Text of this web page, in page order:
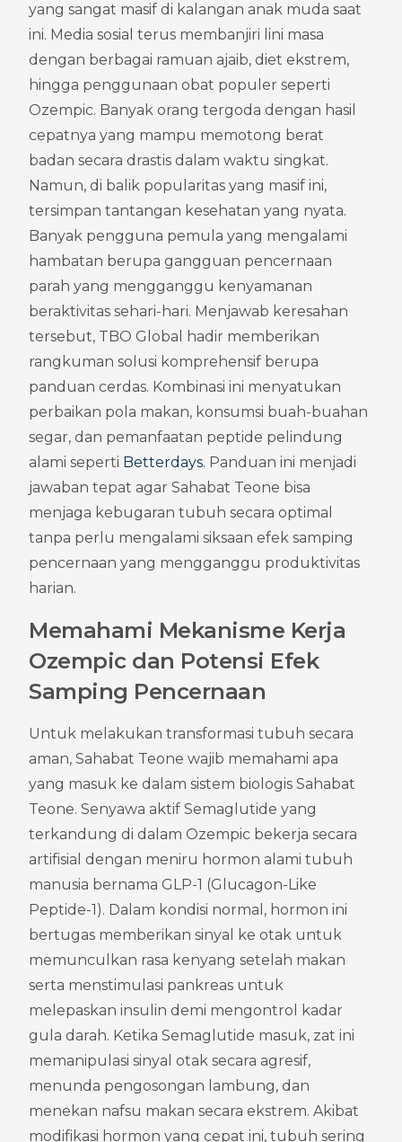
yang sangat masif di kalangan anak muda saat
ini. Media sosial terus membanjiri lini masa
dengan berbagai ramuan ajaib, diet ekstrem,
hingga penggunaan obat populer seperti
Ozempic. Banyak orang tergoda dengan hasil
cepatnya yang mampu memotong berat
badan secara drastis dalam waktu singkat.
Namun, di balik popularitas yang masif ini,
tersimpan tantangan kesehatan yang nyata.
Banyak pengguna pemula yang mengalami
hambatan berupa gangguan pencernaan
parah yang mengganggu kenyamanan
beraktivitas sehari-hari. Menjawab keresahan
tersebut, TBO Global hadir memberikan
rangkuman solusi komprehensif berupa
panduan cerdas. Kombinasi ini menyatukan
perbaikan pola makan, konsumsi buah-buahan
segar, dan pemanfaatan peptide pelindung
alami seperti Betterdays. Panduan ini menjadi
jawaban tepat agar Sahabat Teone bisa
menjaga kebugaran tubuh secara optimal
tanpa perlu mengalami siksaan efek samping
pencernaan yang mengganggu produktivitas
harian.
Memahami Mekanisme Kerja
Ozempic dan Potensi Efek
Samping Pencernaan
Untuk melakukan transformasi tubuh secara
aman, Sahabat Teone wajib memahami apa
yang masuk ke dalam sistem biologis Sahabat
Teone. Senyawa aktif Semaglutide yang
terkandung di dalam Ozempic bekerja secara
artifisial dengan meniru hormon alami tubuh
manusia bernama GLP-1 (Glucagon-Like
Peptide-1). Dalam kondisi normal, hormon ini
bertugas memberikan sinyal ke otak untuk
memunculkan rasa kenyang setelah makan
serta menstimulasi pankreas untuk
melepaskan insulin demi mengontrol kadar
gula darah. Ketika Semaglutide masuk, zat ini
memanipulasi sinyal otak secara agresif,
menunda pengosongan lambung, dan
menekan nafsu makan secara ekstrem. Akibat
modifikasi hormon yang cepat ini, tubuh sering